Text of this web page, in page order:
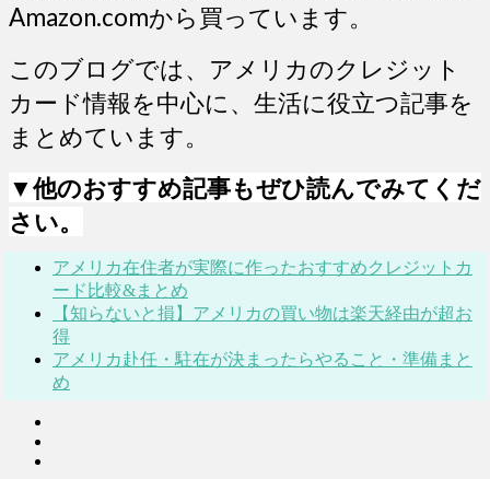
Amazon.comから買っています。
このブログでは、アメリカのクレジット
カード情報を中心に、生活に役立つ記事を
まとめています。
▼他のおすすめ記事もぜひ読んでみてくだ
さい。
アメリカ在住者が実際に作ったおすすめクレジットカ
ード比較&まとめ
【知らないと損】アメリカの買い物は楽天経由が超お
得
アメリカ赴任・駐在が決まったらやること・準備まと
め